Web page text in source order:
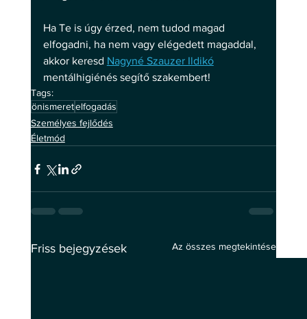
Ha Te is úgy érzed, nem tudod magad
elfogadni, ha nem vagy elégedett magaddal,
akkor keresd Nagyné Szauzer Ildikó
mentálhigiénés segítő szakembert!
Tags:
önismeretelfogadás
Személyes fejlődés
Életmód
Friss bejegyzések Az összes megtekintése